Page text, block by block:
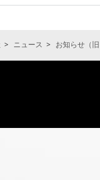
ニュース お知らせ（